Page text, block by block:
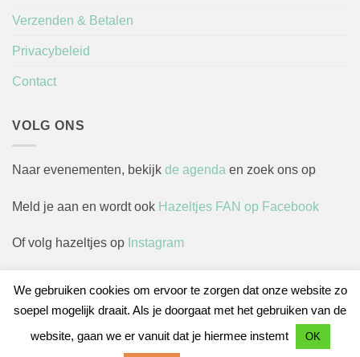
Verzenden & Betalen
Privacybeleid
Contact
VOLG ONS
Naar evenementen, bekijk de agenda en zoek ons op
Meld je aan en wordt ook Hazeltjes FAN op Facebook
Of volg hazeltjes op Instagram
Herroepingsverzoek indienen
We gebruiken cookies om ervoor te zorgen dat onze website zo
soepel mogelijk draait. Als je doorgaat met het gebruiken van de
website, gaan we er vanuit dat je hiermee instemt
OK